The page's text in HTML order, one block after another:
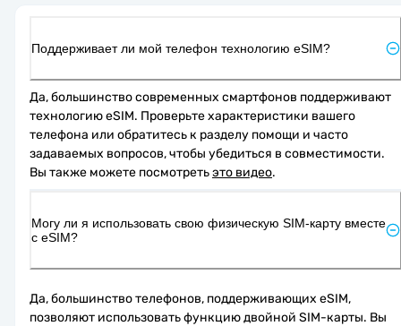
Поддерживает ли мой телефон технологию eSIM?
Да, большинство современных смартфонов поддерживают
технологию eSIM. Проверьте характеристики вашего
телефона или обратитесь к разделу помощи и часто
задаваемых вопросов, чтобы убедиться в совместимости.
Вы также можете посмотреть это видео.
Могу ли я использовать свою физическую SIM-карту вместе
с eSIM?
Да, большинство телефонов, поддерживающих eSIM,
позволяют использовать функцию двойной SIM-карты. Вы